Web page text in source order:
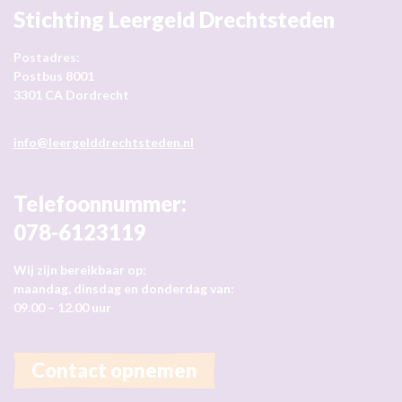
Stichting Leergeld Drechtsteden
Postadres:
Postbus 8001
3301 CA Dordrecht
info@leergelddrechtsteden.nl
Telefoonnummer:
078-6123119
Wij zijn bereikbaar op:
maandag, dinsdag en donderdag van:
09.00 – 12.00 uur
Contact opnemen